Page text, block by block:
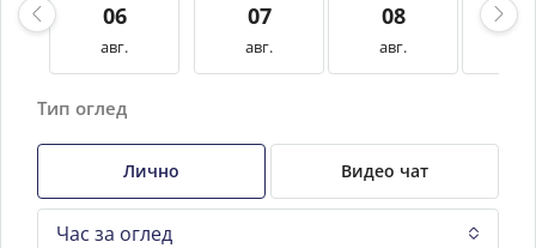
06
авг.
07
авг.
08
авг.
Тип оглед
Лично Видео чат
Час за оглед